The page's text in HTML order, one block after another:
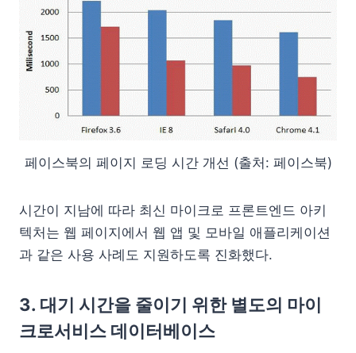
페이스북의 페이지 로딩 시간 개선 (출처: 페이스북)
시간이 지남에 따라 최신 마이크로 프론트엔드 아키
텍처는 웹 페이지에서 웹 앱 및 모바일 애플리케이션
과 같은 사용 사례도 지원하도록 진화했다.
3. 대기 시간을 줄이기 위한 별도의 마이
크로서비스 데이터베이스